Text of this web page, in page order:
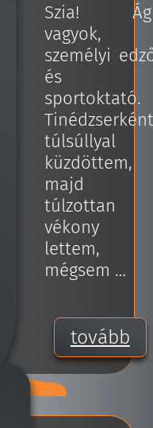
Szia!
vagyok,
személyi
és
sportoktató.
Tinédzserként
túlsúllyal
küzdöttem,
majd
túlzottan
vékony
lettem,
mégsem …
tovább